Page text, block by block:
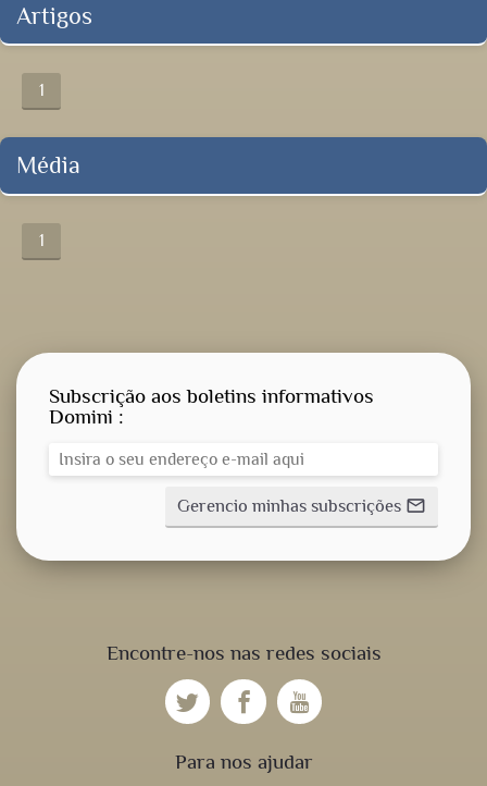
Artigos
1
Média
1
Encontre-nos nas redes sociais
Para nos ajudar
Subscrição aos boletins informativos
Domini :
Gerencio minhas subscrições mail_outline